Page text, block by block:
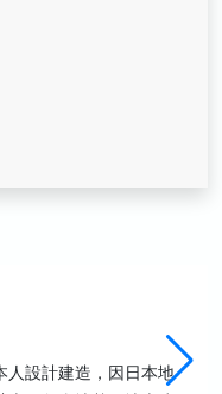
人設計建造，因日本地